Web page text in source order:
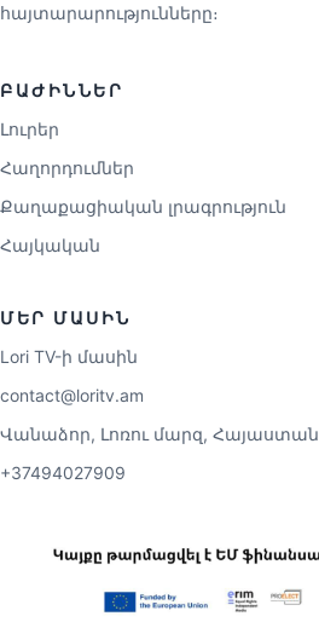
հայտարարությունները։
ԲԱԺԻՆՆԵՐ
Լուրեր
Հաղորդումներ
Քաղաքացիական լրագրություն
Հայկական
ՄԵՐ ՄԱՍԻՆ
Lori TV-ի մասին
contact@loritv.am
Վանաձոր, Լոռու մարզ, Հայաստան
+37494027909